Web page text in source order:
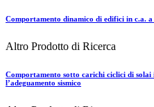
Comportamento dinamico di edifici in c.a.
Altro Prodotto di Ricerca
Comportamento sotto carichi ciclici di
l’adeguamento sismico